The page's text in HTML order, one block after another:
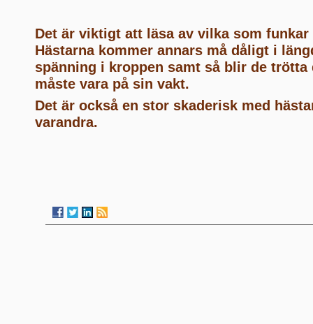
Det är viktigt att läsa av vilka som
Hästarna kommer annars må dåligt i
spänning i kroppen samt så blir de trötta
måste vara på sin vakt.
Det är också en stor skaderisk med
varandra.